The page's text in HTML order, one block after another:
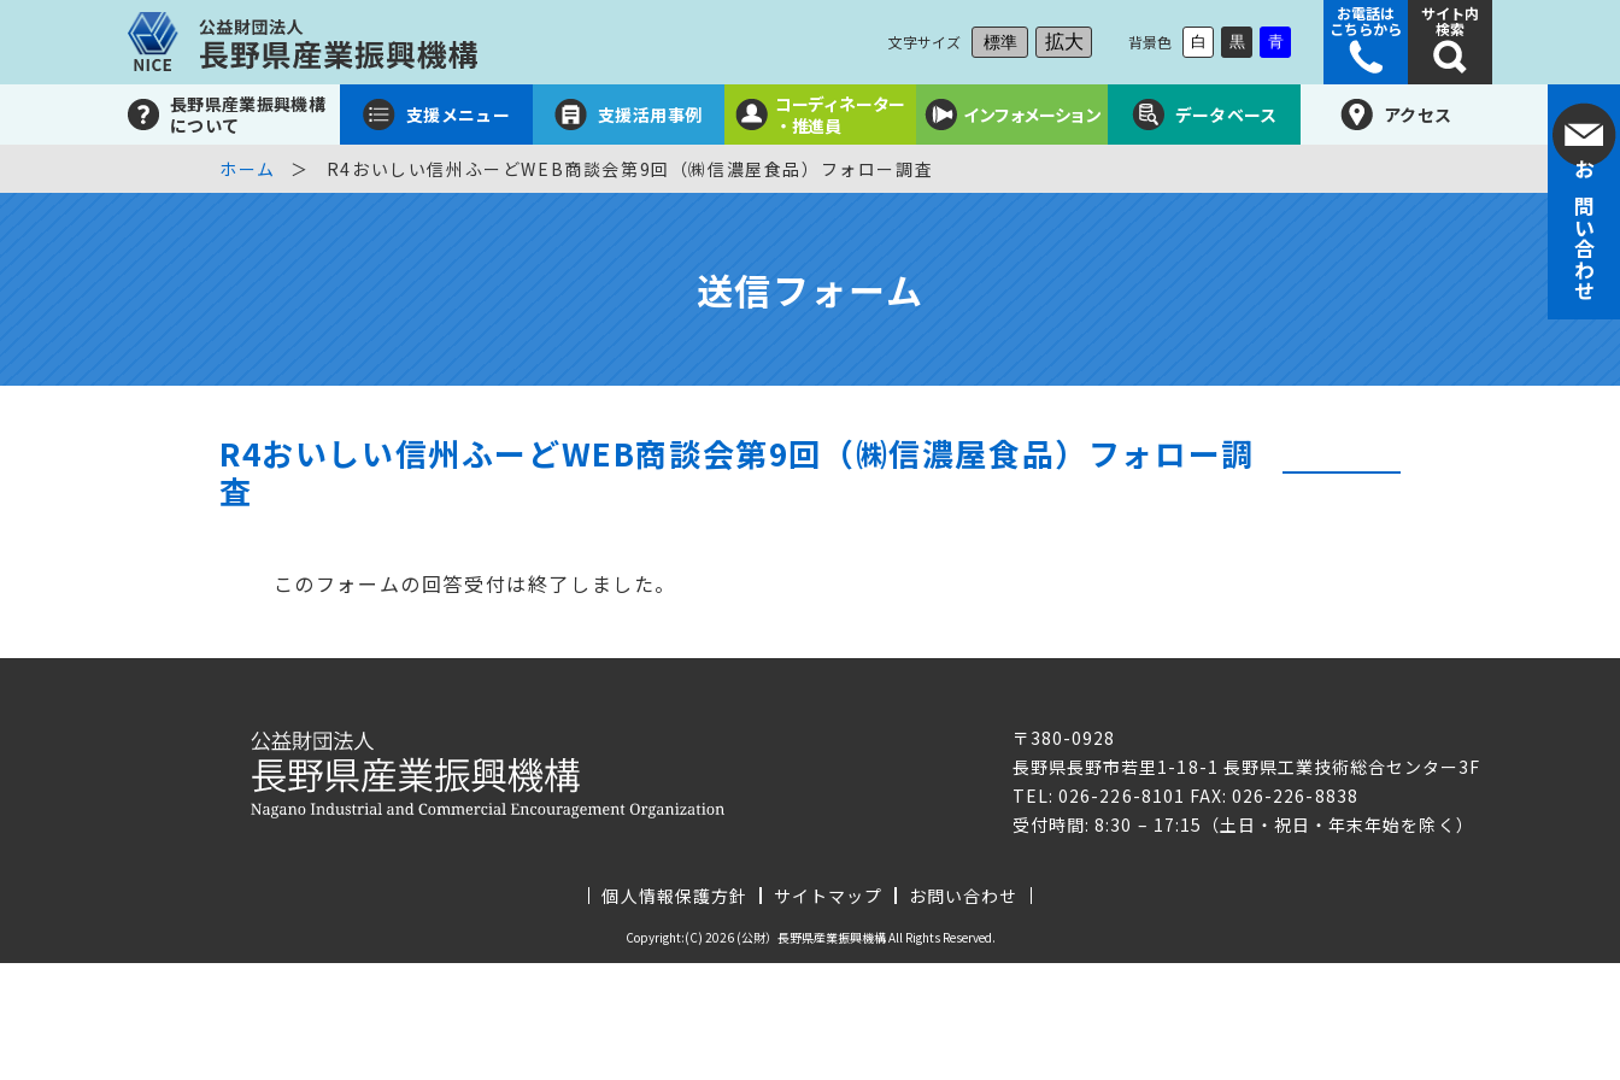
文字サイズ 標準 拡大 背景色 白 黒 青
お電話は
こちらから
サイト内
検索
長野県産業振興機構
について
支援メニュー 支援活用事例
コーディネーター
・推進員
インフォメーション データベース アクセス
お問い合わせ
ホーム R4おいしい信州ふーどWEB商談会第9回（㈱信濃屋食品）フォロー調査
送信フォーム
R4おいしい信州ふーどWEB商談会第9回（㈱信濃屋食品）フォロー調
査
このフォームの回答受付は終了しました。
〒380-0928
長野県長野市若里1-18-1 長野県工業技術総合センター3F
TEL: 026-226-8101 FAX: 026-226-8838
受付時間: 8:30 – 17:15（土日・祝日・年末年始を除く）
個人情報保護方針 サイトマップ お問い合わせ
Copyright:(C) 2026 (公財）長野県産業振興機構 All Rights Reserved.